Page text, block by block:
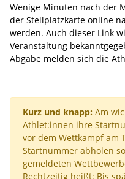
Wenige Minuten nach der
der Stellplatzkarte online
werden. Auch dieser Link
Veranstaltung
Abgabe melden sich die
Kurz und knapp: Am
Athlet:innen ihre
vor dem Wettkampf am
Startnummer abholen
gemeldeten
Rechtzeitig heißt: Bis